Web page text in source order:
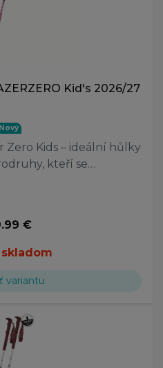
Kid's 2026/27
Nový
Zero Kids – ideální hůlky
kteří se…
€
variantu